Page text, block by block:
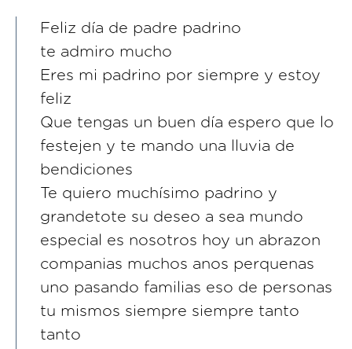
Feliz día de padre padrino
te admiro mucho
Eres mi padrino por siempre y estoy
feliz
Que tengas un buen día espero que lo
festejen y te mando una lluvia de
bendiciones
Te quiero muchísimo padrino y
grandetote su deseo a sea mundo
especial es nosotros hoy un abrazon
companias muchos anos perquenas
uno pasando familias eso de personas
tu mismos siempre siempre tanto
tanto